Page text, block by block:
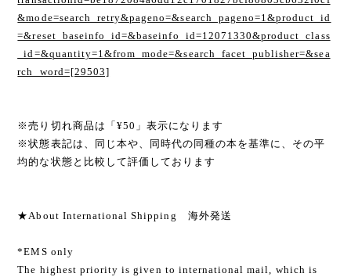
&mode=search_retry&pageno=&search_pageno=1&product_id
=&reset_baseinfo_id=&baseinfo_id=12071330&product_class
_id=&quantity=1&from_mode=&search_facet_publisher=&sea
rch_word=[29503]
※売り切れ商品は「¥50」表示になります
※状態表記は、同じ本や、同時代の同種の本を基準に、その平
均的な状態と比較して評価しております
★About International Shipping 海外発送
*EMS only
The highest priority is given to international mail, which is